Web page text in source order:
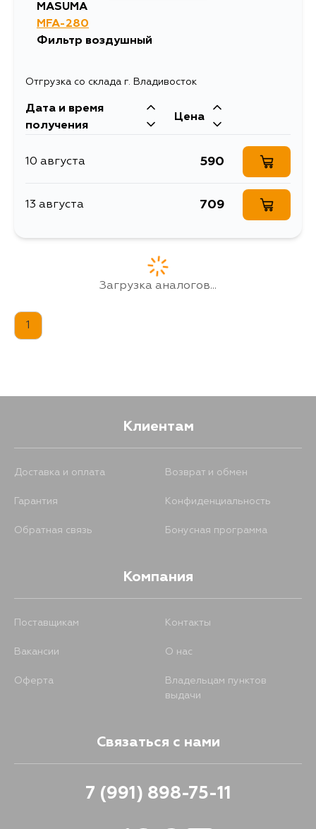
MASUMA
MFA-280
Фильтр воздушный
Отгрузка со склада г. Владивосток
Дата и время
получения
Цена
10 августа 590
13 августа 709
Загрузка аналогов...
1
Клиентам
Доставка и оплата Возврат и обмен
Гарантия Конфиденциальность
Обратная связь Бонусная программа
Компания
Поставщикам Контакты
Вакансии О нас
Оферта
Владельцам пунктов
выдачи
Связаться с нами
7 (991) 898-75-11